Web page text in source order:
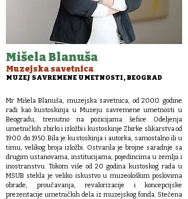
Mišela Blanuša
Muzejska savetnica
MUZEJ SAVREMENE UMETNOSTI, BEOGRAD
Mr Mišela Blanuša, muzejska savetnica, od 2000. godine
radi kao kustoskinja u Muzeju savremene umetnosti u
Beogradu, trenutno na pozicijama šefice Odeljenja
umetničkih zbirki i izložbi i kustoskinje Zbirke slikarstva od
1900. do 1950. Bila je kustoskinja i autorka, samostalno ili u
timu, velikog broja izložbi. Ostvarila je brojne saradnje sa
drugim ustanovama, institucijama, pojedincima u zemljii i
inostranstvu. Tokom više od 20 godina kustoskog rada u
MSUB stekla je veliko iskustvo u muzeološkim poslovima
obrade, proučavanja, revalorizacije i koncepcijske
prezentacije umetničkih dela iz muzejskog fonda. Stečena